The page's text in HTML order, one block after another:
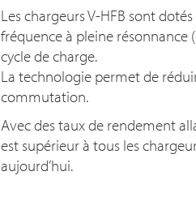
Les chargeurs V-HFB sont
fréquence à pleine résonnance
cycle de charge.
La technologie permet de
commutation.
Avec des taux de rendement
est supérieur à tous les
aujourd’hui.